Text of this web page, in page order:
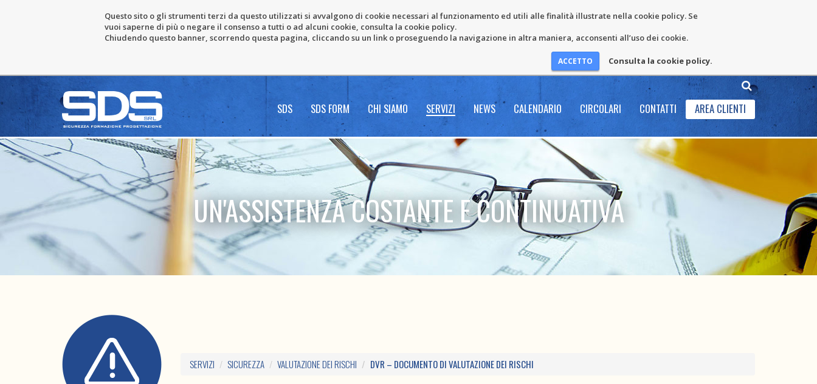
Questo sito o gli strumenti terzi da questo utilizzati si avvalgono di cookie necessari al funzionamento ed utili alle finalità illustrate nella cookie policy. Se
vuoi saperne di più o negare il consenso a tutti o ad alcuni cookie, consulta la cookie policy.
Chiudendo questo banner, scorrendo questa pagina, cliccando su un link o proseguendo la navigazione in altra maniera, acconsenti all’uso dei cookie.
Consulta la cookie policy.
SDS SDS FORM CHI SIAMO SERVIZI NEWS CALENDARIO CIRCOLARI CONTATTI AREA CLIENTI
UN'ASSISTENZA COSTANTE E CONTINUATIVA
SERVIZI SICUREZZA VALUTAZIONE DEI RISCHI DVR – DOCUMENTO DI VALUTAZIONE DEI RISCHI